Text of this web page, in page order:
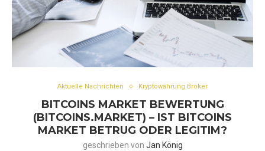
Aktuelle Nachrichten Kryptowährung Broker
BITCOINS MARKET BEWERTUNG
(BITCOINS.MARKET) – IST BITCOINS
MARKET BETRUG ODER LEGITIM?
geschrieben von Jan König